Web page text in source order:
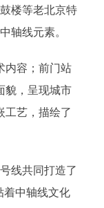
楼等老北京特
轴线元素。
容；前门站
貌，呈现城市
工艺，描绘了
线共同打造了
着中轴线文化